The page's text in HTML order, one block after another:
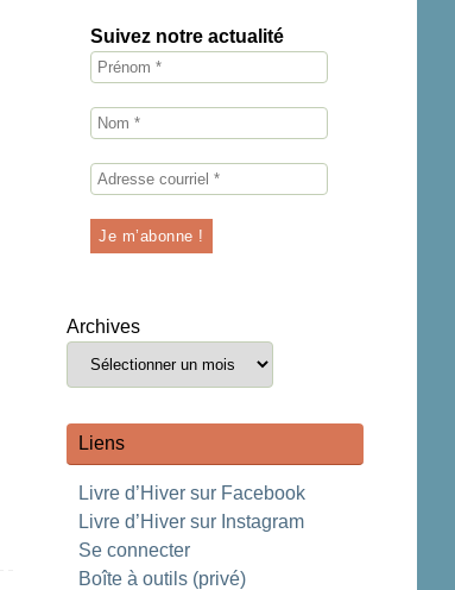
Suivez notre actualité
Archives
Liens
Livre d’Hiver sur Facebook
Livre d’Hiver sur Instagram
Se connecter
Boîte à outils (privé)